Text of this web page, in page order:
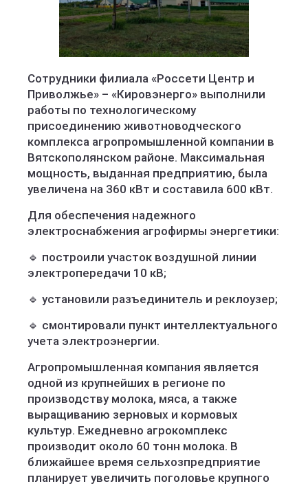
Сотрудники филиала «Россети Центр и
Приволжье» – «Кировэнерго» выполнили
работы по технологическому
присоединению животноводческого
комплекса агропромышленной компании в
Вятскополянском районе. Максимальная
мощность, выданная предприятию, была
увеличена на 360 кВт и составила 600 кВт.
Для обеспечения надежного
электроснабжения агрофирмы энергетики:
🔹 построили участок воздушной линии
электропередачи 10 кВ;
🔹 установили разъединитель и реклоузер;
🔹 смонтировали пункт интеллектуального
учета электроэнергии.
Агропромышленная компания является
одной из крупнейших в регионе по
производству молока, мяса, а также
выращиванию зерновых и кормовых
культур. Ежедневно агрокомплекс
производит около 60 тонн молока. В
ближайшее время сельхозпредприятие
планирует увеличить поголовье крупного